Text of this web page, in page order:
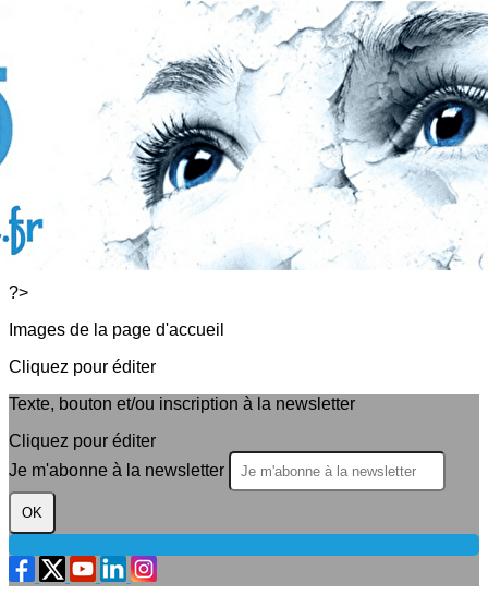
Exporter les lignes sélectionnées
Exporter toutes les colonnes
Exporter uniquement les colonnes affichées
<
>
Présentation
Typologie
Traitements
Témoignages
?>
Images de la page d'accueil
Cliquez pour éditer
Texte, bouton et/ou inscription à la newsletter
Cliquez pour éditer
Je m'abonne à la newsletter
OK